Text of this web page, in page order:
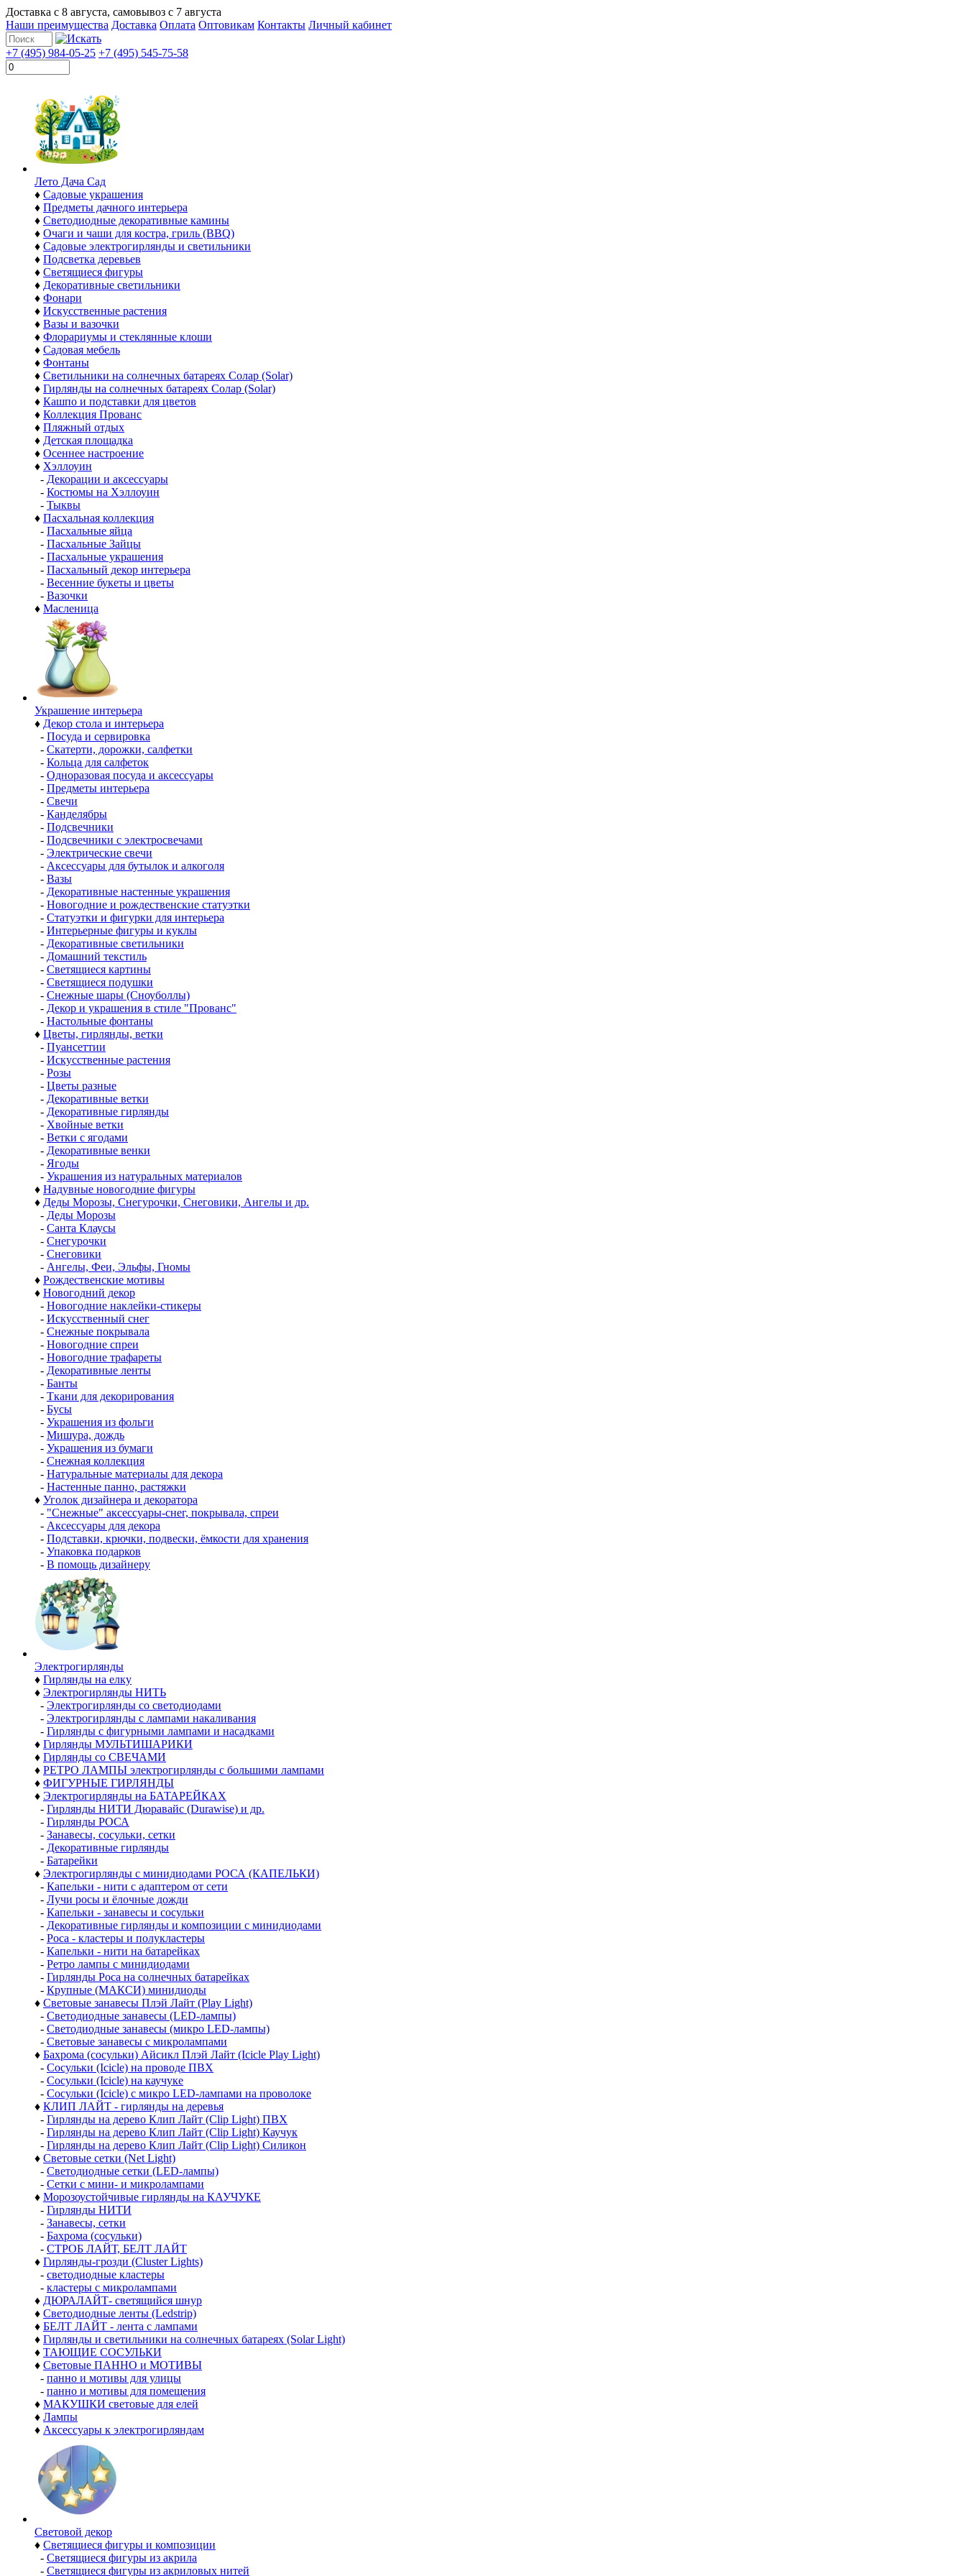
Доставка с 8 августа, самовывоз с 7 августа
Наши преимущества Доставка Оплата Оптовикам Контакты Личный кабинет
+7 (495) 984-05-25 +7 (495) 545-75-58
Лето Дача Сад
♦ Садовые украшения
♦ Предметы дачного интерьера
♦ Светодиодные декоративные камины
♦ Очаги и чаши для костра, гриль (BBQ)
♦ Садовые электрогирлянды и светильники
♦ Подсветка деревьев
♦ Светящиеся фигуры
♦ Декоративные светильники
♦ Фонари
♦ Искусственные растения
♦ Вазы и вазочки
♦ Флорариумы и стеклянные клоши
♦ Садовая мебель
♦ Фонтаны
♦ Светильники на солнечных батареях Солар (Solar)
♦ Гирлянды на солнечных батареях Солар (Solar)
♦ Кашпо и подставки для цветов
♦ Коллекция Прованс
♦ Пляжный отдых
♦ Детская площадка
♦ Осеннее настроение
♦ Хэллоуин
- Декорации и аксессуары
- Костюмы на Хэллоуин
- Тыквы
♦ Пасхальная коллекция
- Пасхальные яйца
- Пасхальные Зайцы
- Пасхальные украшения
- Пасхальный декор интерьера
- Весенние букеты и цветы
- Вазочки
♦ Масленица
Украшение интерьера
♦ Декор стола и интерьера
- Посуда и сервировка
- Скатерти, дорожки, салфетки
- Кольца для салфеток
- Одноразовая посуда и аксессуары
- Предметы интерьера
- Свечи
- Канделябры
- Подсвечники
- Подсвечники с электросвечами
- Электрические свечи
- Аксессуары для бутылок и алкоголя
- Вазы
- Декоративные настенные украшения
- Новогодние и рождественские статуэтки
- Статуэтки и фигурки для интерьера
- Интерьерные фигуры и куклы
- Декоративные светильники
- Домашний текстиль
- Светящиеся картины
- Светящиеся подушки
- Снежные шары (Сноуболлы)
- Декор и украшения в стиле "Прованс"
- Настольные фонтаны
♦ Цветы, гирлянды, ветки
- Пуансеттии
- Искусственные растения
- Розы
- Цветы разные
- Декоративные ветки
- Декоративные гирлянды
- Хвойные ветки
- Ветки с ягодами
- Декоративные венки
- Ягоды
- Украшения из натуральных материалов
♦ Надувные новогодние фигуры
♦ Деды Морозы, Снегурочки, Снеговики, Ангелы и др.
- Деды Морозы
- Санта Клаусы
- Снегурочки
- Снеговики
- Ангелы, Феи, Эльфы, Гномы
♦ Рождественские мотивы
♦ Новогодний декор
- Новогодние наклейки-стикеры
- Искусственный снег
- Снежные покрывала
- Новогодние спреи
- Новогодние трафареты
- Декоративные ленты
- Банты
- Ткани для декорирования
- Бусы
- Украшения из фольги
- Мишура, дождь
- Украшения из бумаги
- Снежная коллекция
- Натуральные материалы для декора
- Настенные панно, растяжки
♦ Уголок дизайнера и декоратора
- "Снежные" аксессуары-снег, покрывала, спреи
- Аксессуары для декора
- Подставки, крючки, подвески, ёмкости для хранения
- Упаковка подарков
- В помощь дизайнеру
Электро­гирлянды
♦ Гирлянды на елку
♦ Электрогирлянды НИТЬ
- Электрогирлянды со светодиодами
- Электрогирлянды с лампами накаливания
- Гирлянды с фигурными лампами и насадками
♦ Гирлянды МУЛЬТИШАРИКИ
♦ Гирлянды со СВЕЧАМИ
♦ РЕТРО ЛАМПЫ электрогирлянды с большими лампами
♦ ФИГУРНЫЕ ГИРЛЯНДЫ
♦ Электрогирлянды на БАТАРЕЙКАХ
- Гирлянды НИТИ Дюравайс (Durawise) и др.
- Гирлянды РОСА
- Занавесы, сосульки, сетки
- Декоративные гирлянды
- Батарейки
♦ Электрогирлянды с минидиодами РОСА (КАПЕЛЬКИ)
- Капельки - нити с адаптером от сети
- Лучи росы и ёлочные дожди
- Капельки - занавесы и сосульки
- Декоративные гирлянды и композиции с минидиодами
- Роса - кластеры и полукластеры
- Капельки - нити на батарейках
- Ретро лампы с минидиодами
- Гирлянды Роса на солнечных батарейках
- Крупные (МАКСИ) минидиоды
♦ Световые занавесы Плэй Лайт (Play Light)
- Светодиодные занавесы (LED-лампы)
- Светодиодные занавесы (микро LED-лампы)
- Световые занавесы с микролампами
♦ Бахрома (сосульки) Айсикл Плэй Лайт (Icicle Play Light)
- Сосульки (Icicle) на проводе ПВХ
- Сосульки (Icicle) на каучуке
- Сосульки (Icicle) с микро LED-лампами на проволоке
♦ КЛИП ЛАЙТ - гирлянды на деревья
- Гирлянды на дерево Клип Лайт (Clip Light) ПВХ
- Гирлянды на дерево Клип Лайт (Clip Light) Каучук
- Гирлянды на дерево Клип Лайт (Clip Light) Силикон
♦ Световые сетки (Net Light)
- Светодиодные сетки (LED-лампы)
- Сетки с мини- и микролампами
♦ Морозоустойчивые гирлянды на КАУЧУКЕ
- Гирлянды НИТИ
- Занавесы, сетки
- Бахрома (сосульки)
- СТРОБ ЛАЙТ, БЕЛТ ЛАЙТ
♦ Гирлянды-грозди (Cluster Lights)
- светодиодные кластеры
- кластеры с микролампами
♦ ДЮРАЛАЙТ- светящийся шнур
♦ Светодиодные ленты (Ledstrip)
♦ БЕЛТ ЛАЙТ - лента с лампами
♦ Гирлянды и светильники на солнечных батареях (Solar Light)
♦ ТАЮЩИЕ СОСУЛЬКИ
♦ Световые ПАННО и МОТИВЫ
- панно и мотивы для улицы
- панно и мотивы для помещения
♦ МАКУШКИ световые для елей
♦ Лампы
♦ Аксессуары к электрогирляндам
Световой декор
♦ Светящиеся фигуры и композиции
- Светящиеся фигуры из акрила
- Светящиеся фигуры из акриловых нитей